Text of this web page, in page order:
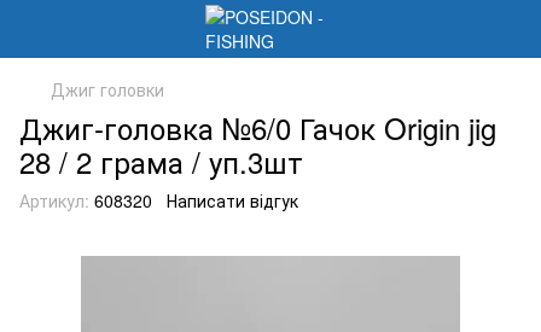
Джиг головки
Джиг-головка №6/0 Гачок Origin jig
28 / 2 грама / уп.3шт
Артикул: 608320 Написати відгук